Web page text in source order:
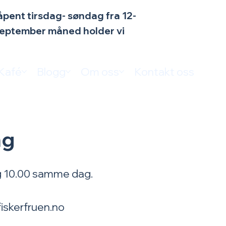
tirsdag- søndag fra 12-
måned holder vi
10.00 samme dag.